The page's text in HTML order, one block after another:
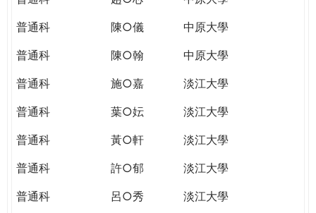
普通科
陳○儀
中原大學
普通科
陳○翰
中原大學
普通科
施○嘉
淡江大學
普通科
葉○妘
淡江大學
普通科
黃○軒
淡江大學
普通科
許○郁
淡江大學
普通科
呂○秀
淡江大學